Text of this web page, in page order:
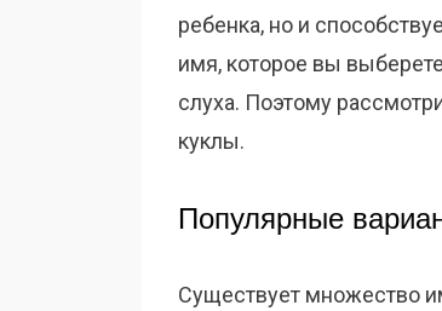
ребенка, но и
имя, которое вы
слуха. Поэтому
куклы.
Популярные
Существует множество